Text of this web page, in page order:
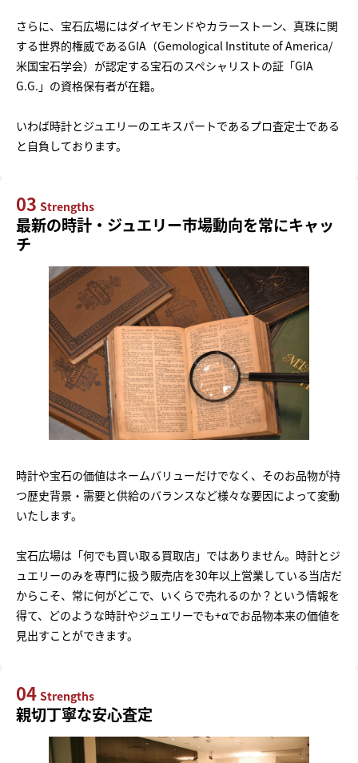
さらに、宝石広場にはダイヤモンドやカラーストーン、真珠に関
する世界的権威であるGIA（Gemological Institute of America/
米国宝石学会）が認定する宝石のスペシャリストの証「GIA
G.G.」の資格保有者が在籍。
いわば時計とジュエリーのエキスパートであるプロ査定士である
と自負しております。
03 Strengths
最新の時計・ジュエリー市場動向を常にキャッ
チ
時計や宝石の価値はネームバリューだけでなく、そのお品物が持
つ歴史背景・需要と供給のバランスなど様々な要因によって変動
いたします。
宝石広場は「何でも買い取る買取店」ではありません。時計とジ
ュエリーのみを専門に扱う販売店を30年以上営業している当店だ
からこそ、常に何がどこで、いくらで売れるのか？という情報を
得て、どのような時計やジュエリーでも+αでお品物本来の価値を
見出すことができます。
04 Strengths
親切丁寧な安心査定